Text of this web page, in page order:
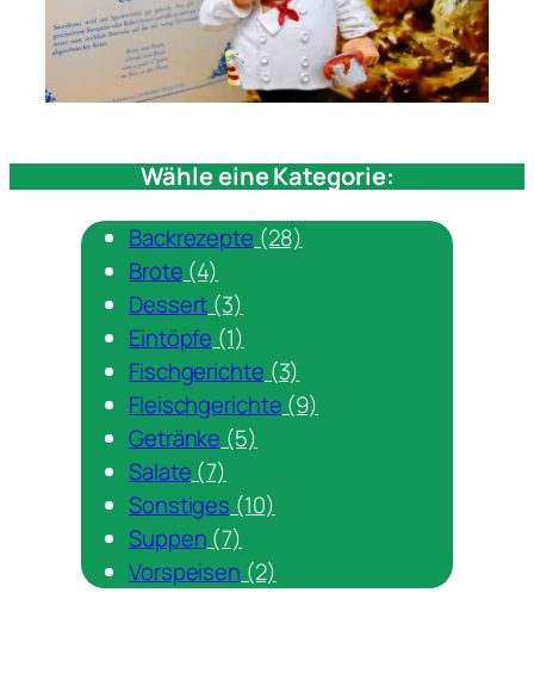
Wähle eine Kategorie:
Backrezepte (28)
Brote (4)
Dessert (3)
Eintöpfe (1)
Fischgerichte (3)
Fleischgerichte (9)
Getränke (5)
Salate (7)
Sonstiges (10)
Suppen (7)
Vorspeisen (2)